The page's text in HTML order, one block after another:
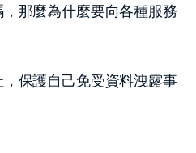
那麼為什麼要向各種服務
保護自己免受資料洩露事